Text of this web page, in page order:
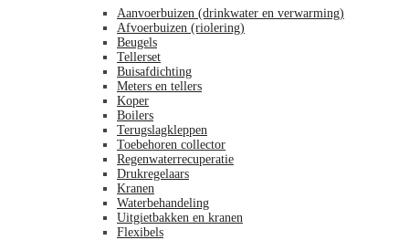
Aanvoerbuizen (drinkwater en verwarming)
Afvoerbuizen (riolering)
Beugels
Tellerset
Buisafdichting
Meters en tellers
Koper
Boilers
Terugslagkleppen
Toebehoren collector
Regenwaterrecuperatie
Drukregelaars
Kranen
Waterbehandeling
Uitgietbakken en kranen
Flexibels